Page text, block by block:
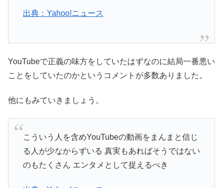
出典：Yahoo!ニュース
YouTubeで正義の味方をしていたはずなのに結局一番悪い
ことをしていたのかというコメントが多数ありました。
他にもみていきましょう。
こういう人を含めYouTubeの動画をまんまと信じ
る人が少なからずいる 真実もあればそうではない
のもたくさん エンタメとして捉えるべき